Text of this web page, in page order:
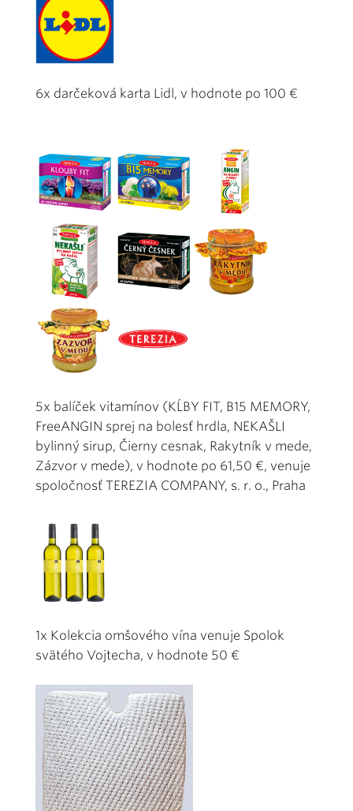
6x darčeková karta Lidl, v hodnote po 100 €
5x balíček vitamínov (KĹBY FIT, B15 MEMORY,
FreeANGIN sprej na bolesť hrdla, NEKAŠLI
bylinný sirup, Čierny cesnak, Rakytník v mede,
Zázvor v mede), v hodnote po 61,50 €, venuje
spoločnosť TEREZIA COMPANY, s. r. o., Praha
1x Kolekcia omšového vína venuje Spolok
svätého Vojtecha, v hodnote 50 €